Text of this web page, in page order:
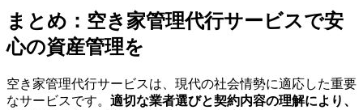
まとめ：空き家管理代行サービスで安
心の資産管理を
空き家管理代行サービスは、現代の社会情勢に適応した重要
なサービスです。 適切な業者選びと契約内容の理解により、